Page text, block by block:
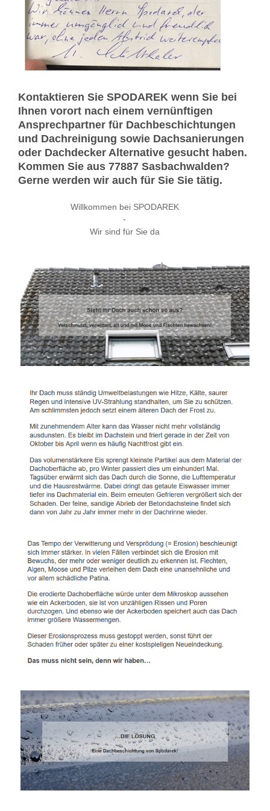
Kontaktieren Sie SPODAREK wenn Sie bei
Ihnen vorort nach einem vernünftigen
Ansprechpartner für Dachbeschichtungen
und Dachreinigung sowie Dachsanierungen
oder Dachdecker Alternative gesucht haben.
Kommen Sie aus 77887 Sasbachwalden?
Gerne werden wir auch für Sie Sie tätig.
Willkommen bei SPODAREK
-
Wir sind für Sie da